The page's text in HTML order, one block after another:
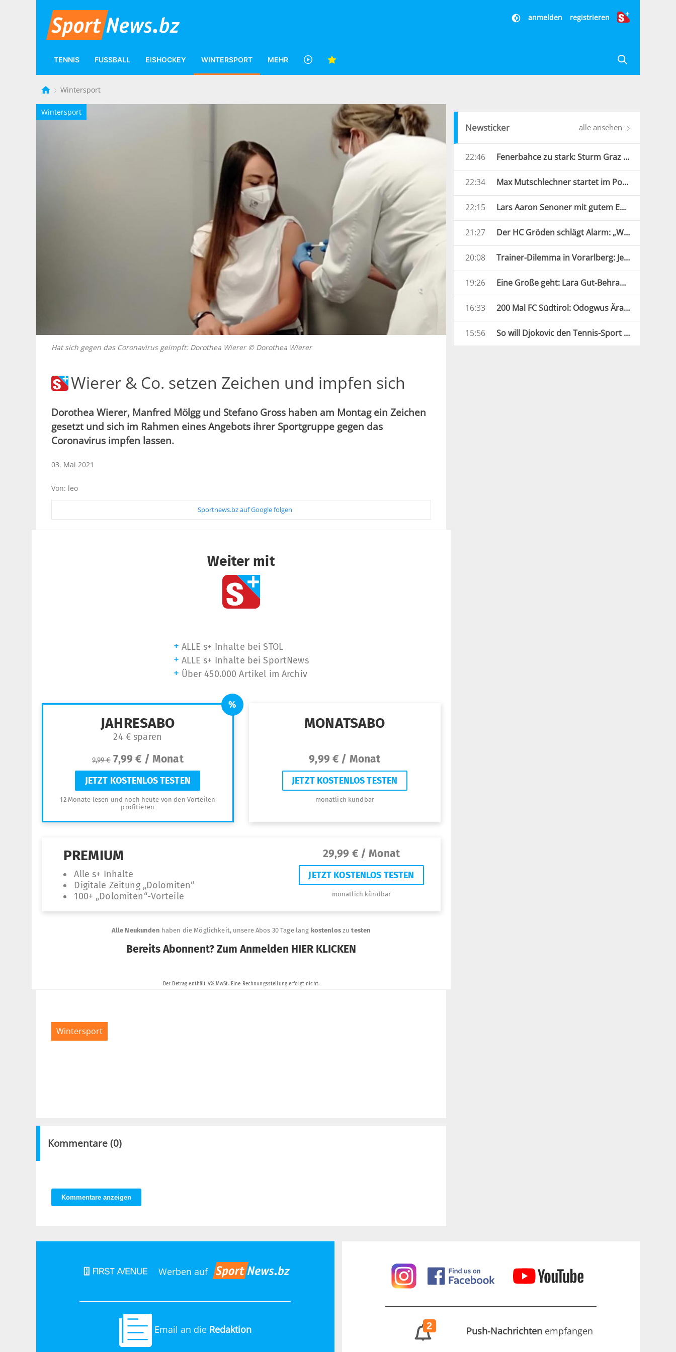
anmelden registrieren
TENNIS FUSSBALL EISHOCKEY WINTERSPORT MEHR
Wintersport
Wintersport
Hat sich gegen das Coronavirus geimpft: Dorothea Wierer © Dorothea Wierer
Wierer & Co. setzen Zeichen und impfen sich
Dorothea Wierer, Manfred Mölgg und Stefano Gross haben am Montag ein Zeichen
gesetzt und sich im Rahmen eines Angebots ihrer Sportgruppe gegen das
Coronavirus impfen lassen.
03. Mai 2021
Von: leo
Sportnews.bz auf Google folgen
Wintersport
Kommentare (0)
Kommentare anzeigen
Newsticker alle ansehen
22:46 Fenerbahce zu stark: Sturm Graz droht Königsklassen-Aus
22:34 Max Mutschlechner startet im Porsche durch: „Erwarte Action“
22:15 Lars Aaron Senoner mit gutem EM-Auftakt
21:27 Der HC Gröden schlägt Alarm: „Wir brauchen jede Hilfe“
20:08 Trainer-Dilemma in Vorarlberg: Jetzt übernimmt der Assistent
19:26 Eine Große geht: Lara Gut-Behrami beendet ihre Karriere
16:33 200 Mal FC Südtirol: Odogwus Ära ist zu Ende
15:56 So will Djokovic den Tennis-Sport revolutionieren
Werben auf
Email an die Redaktion 2 Push-Nachrichten empfangen